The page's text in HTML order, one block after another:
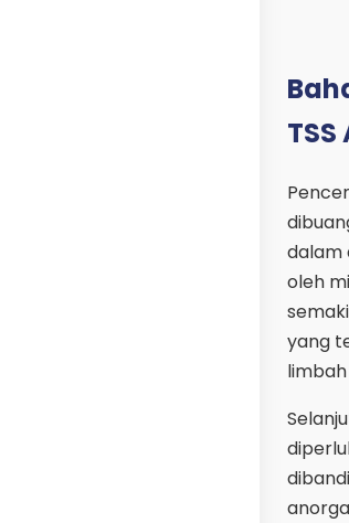
TSS
dalam
oleh
yang